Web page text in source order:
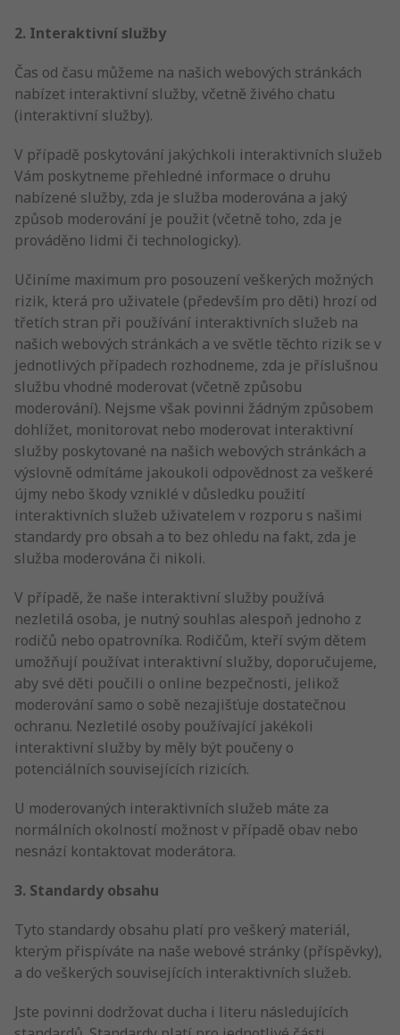
2. Interaktivní služby
Čas od času můžeme na našich webových stránkách
nabízet interaktivní služby, včetně živého chatu
(interaktivní služby).
V případě poskytování jakýchkoli interaktivních služeb
Vám poskytneme přehledné informace o druhu
nabízené služby, zda je služba moderována a jaký
způsob moderování je použit (včetně toho, zda je
prováděno lidmi či technologicky).
Učiníme maximum pro posouzení veškerých možných
rizik, která pro uživatele (především pro děti) hrozí od
třetích stran při používání interaktivních služeb na
našich webových stránkách a ve světle těchto rizik se v
jednotlivých případech rozhodneme, zda je příslušnou
službu vhodné moderovat (včetně způsobu
moderování). Nejsme však povinni žádným způsobem
dohlížet, monitorovat nebo moderovat interaktivní
služby poskytované na našich webových stránkách a
výslovně odmítáme jakoukoli odpovědnost za veškeré
újmy nebo škody vzniklé v důsledku použití
interaktivních služeb uživatelem v rozporu s našimi
standardy pro obsah a to bez ohledu na fakt, zda je
služba moderována či nikoli.
V případě, že naše interaktivní služby používá
nezletilá osoba, je nutný souhlas alespoň jednoho z
rodičů nebo opatrovníka. Rodičům, kteří svým dětem
umožňují používat interaktivní služby, doporučujeme,
aby své děti poučili o online bezpečnosti, jelikož
moderování samo o sobě nezajišťuje dostatečnou
ochranu. Nezletilé osoby používající jakékoli
interaktivní služby by měly být poučeny o
potenciálních souvisejících rizicích.
U moderovaných interaktivních služeb máte za
normálních okolností možnost v případě obav nebo
nesnází kontaktovat moderátora.
3. Standardy obsahu
Tyto standardy obsahu platí pro veškerý materiál,
kterým přispíváte na naše webové stránky (příspěvky),
a do veškerých souvisejících interaktivních služeb.
Jste povinni dodržovat ducha i literu následujících